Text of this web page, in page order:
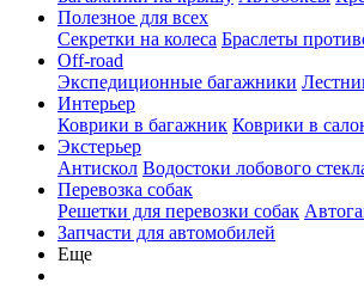
Полезное для всех
Секретки на колеса Браслеты
Off-road
Экспедиционные багажники
Интерьер
Коврики в багажник Коврики в
Экстерьер
Антискол Водостоки лобового
Перевозка собак
Решетки для перевозки собак
Запчасти для автомобилей
Еще